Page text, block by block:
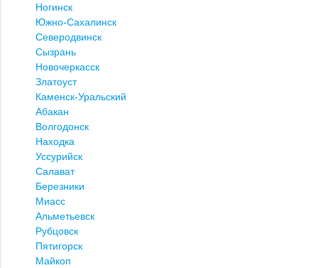
Ногинск
Южно-Сахалинск
Северодвинск
Сызрань
Новочеркасск
Златоуст
Каменск-Уральский
Абакан
Волгодонск
Находка
Уссурийск
Салават
Березники
Миасс
Альметьевск
Рубцовск
Пятигорск
Майкоп